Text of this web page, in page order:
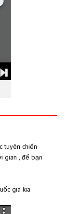
tuyên chiến
gian , để bạn
gia kia